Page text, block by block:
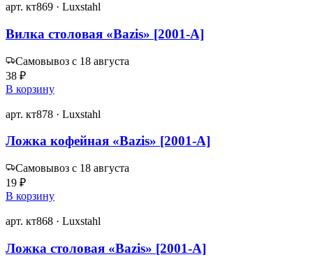
арт. кт869 · Luxstahl
Вилка столовая «Bazis» [2001-A]
Самовывоз с 18 августа
38 ₽
В корзину
арт. кт878 · Luxstahl
Ложка кофейная «Bazis» [2001-A]
Самовывоз с 18 августа
19 ₽
В корзину
арт. кт868 · Luxstahl
Ложка столовая «Bazis» [2001-A]